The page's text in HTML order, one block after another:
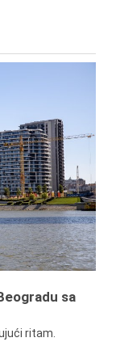
sa
ritam.